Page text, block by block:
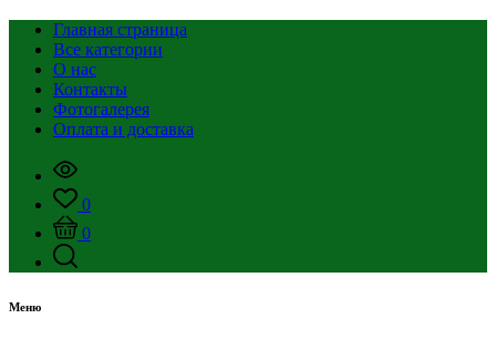
Главная страница
Все категории
О нас
Контакты
Фотогалерея
Оплата и доставка
0
0
Меню